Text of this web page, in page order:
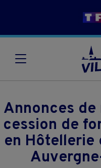
Annonces de
cession de
en Hôtellerie